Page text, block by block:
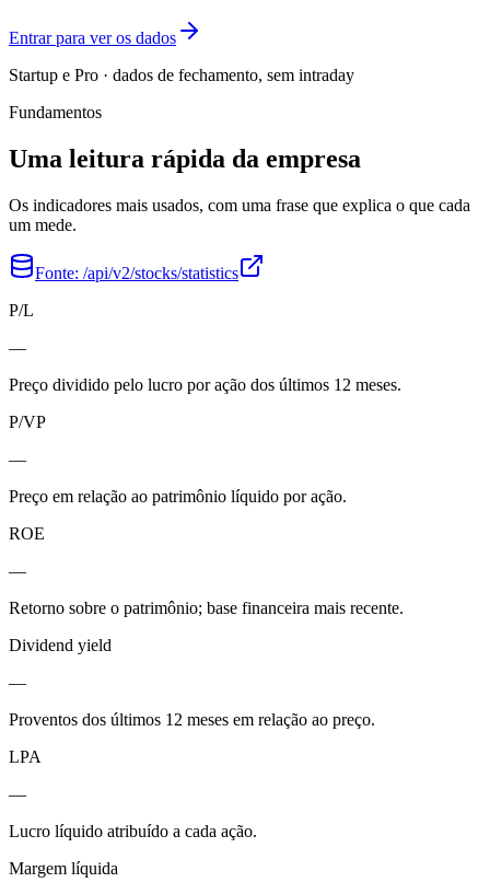
Entrar para ver os dados
Startup e Pro · dados de fechamento, sem intraday
Fundamentos
Uma leitura rápida da empresa
Os indicadores mais usados, com uma frase que explica o que cada
um mede.
Fonte: /api/v2/stocks/statistics
P/L
—
Preço dividido pelo lucro por ação dos últimos 12 meses.
P/VP
—
Preço em relação ao patrimônio líquido por ação.
ROE
—
Retorno sobre o patrimônio; base financeira mais recente.
Dividend yield
—
Proventos dos últimos 12 meses em relação ao preço.
LPA
—
Lucro líquido atribuído a cada ação.
Margem líquida